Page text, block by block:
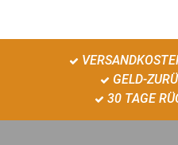
GELD-
30 TAGE